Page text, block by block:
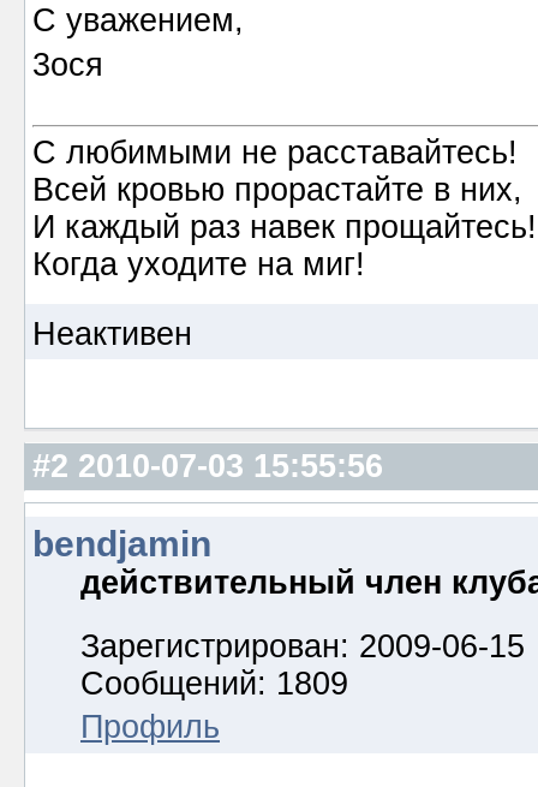
С уважением,
3ося
С любимыми не расставайтесь!
Всей кровью прорастайте в них,
И каждый раз навек прощайтесь!
Когда уходите на миг!
Неактивен
#2 2010-07-03 15:55:56
bendjamin
действительный член
Зарегистрирован: 2009-06-15
Сообщений: 1809
Профиль